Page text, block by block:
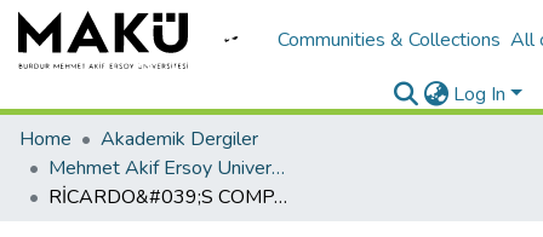
Communities & Collections All
Log In
Home
Akademik Dergiler
Mehmet Akif Ersoy University Journal of Social Sciences Institute
RİCARDO&#039;S COMPARATIVE ADVANTAGES THEORY: AN APPLIED ANALYSIS ON THE SECTORAL BASIS IN THE TRIPARTITE OF TURKEY, COLOMBIA AND SOUTH KOREA - RİCARDO&#039;NUN KARŞILAŞTIRMALI ÜSTÜNLÜKLER TEORİSİ: TÜRKİYE, KOLOMBİYA VE GÜNEY KORE ÜÇLÜSÜNÜN SEKTÖREL BAZDA UYGULAMALI BİR ANALİZİ